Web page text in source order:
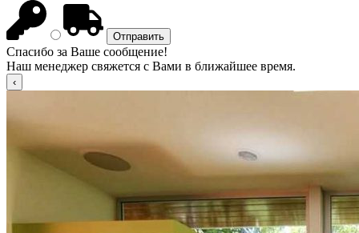
Спасибо за Ваше сообщение!
Наш менеджер свяжется с Вами в ближайшее время.